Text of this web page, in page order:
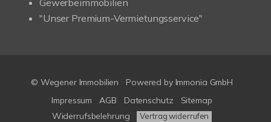
"Unser Premium-Vermietungsservice"
© Wegener Immobilien Powered by Immonia GmbH
Impressum
AGB Datenschutz
Sitemap
Widerrufsbelehrung
Vertrag widerrufen